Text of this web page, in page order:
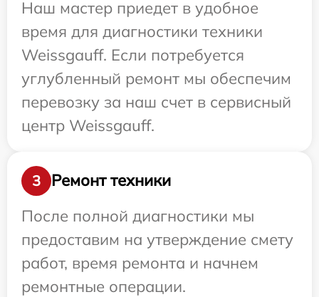
Наш мастер приедет в удобное
время для диагностики техники
Weissgauff. Если потребуется
углубленный ремонт мы обеспечим
перевозку за наш счет в сервисный
центр Weissgauff.
3
Ремонт техники
После полной диагностики мы
предоставим на утверждение смету
работ, время ремонта и начнем
ремонтные операции.